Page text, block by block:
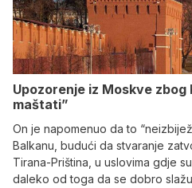
Upozorenje iz Moskve zbog
maštati”
On je napomenuo da to
Balkanu, budući da stvaranje
Tirana-Priština, u uslovima gdje
daleko od toga da se dobro slažu